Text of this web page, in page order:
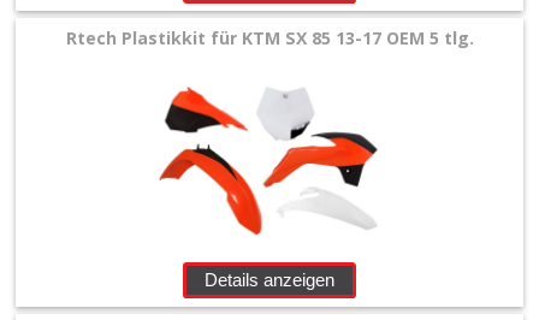
Rtech Plastikkit für KTM SX 85 13-17 OEM 5 tlg.
Details anzeigen